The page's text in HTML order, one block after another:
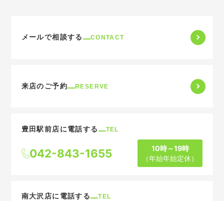
メールで相談する CONTACT
来店のご予約 RESERVE
豊田駅前店に電話する TEL
042-843-1655
10時～19時
（年始年始定休）
南大沢店に電話する TEL